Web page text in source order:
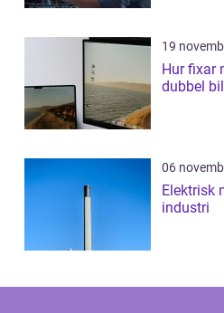
19
Hur fixar
dubbel
06
Elektrisk
industri